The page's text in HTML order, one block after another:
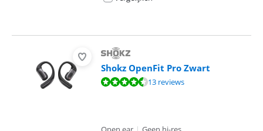
Shokz OpenFit Pro Zwart
Beoordeling is 9,1 van de 10, gebaseerd op 13 reviews.
13 reviews